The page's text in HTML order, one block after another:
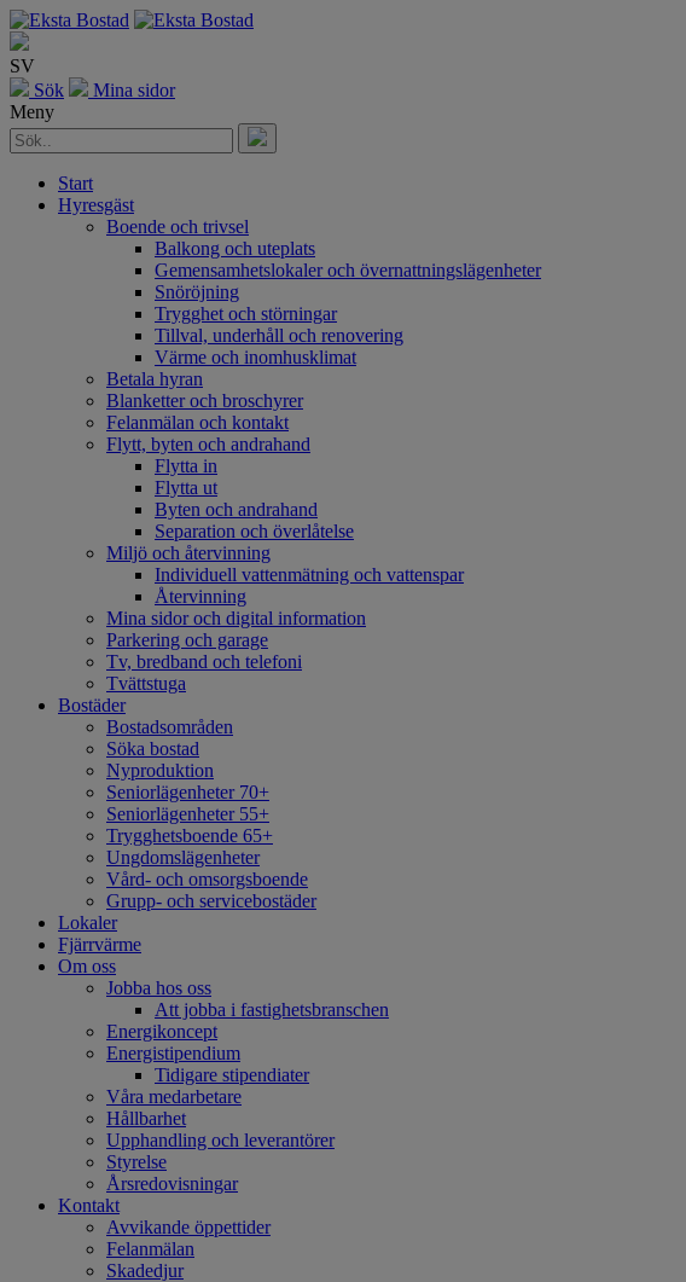
SV
Sök
Mina sidor
Meny
Start
Hyresgäst
Boende och trivsel
Balkong och uteplats
Gemensamhetslokaler och övernattningslägenheter
Snöröjning
Trygghet och störningar
Tillval, underhåll och renovering
Värme och inomhusklimat
Betala hyran
Blanketter och broschyrer
Felanmälan och kontakt
Flytt, byten och andrahand
Flytta in
Flytta ut
Byten och andrahand
Separation och överlåtelse
Miljö och återvinning
Individuell vattenmätning och vattenspar
Återvinning
Mina sidor och digital information
Parkering och garage
Tv, bredband och telefoni
Tvättstuga
Bostäder
Bostadsområden
Söka bostad
Nyproduktion
Seniorlägenheter 70+
Seniorlägenheter 55+
Trygghetsboende 65+
Ungdomslägenheter
Vård- och omsorgsboende
Grupp- och servicebostäder
Lokaler
Fjärrvärme
Om oss
Jobba hos oss
Att jobba i fastighetsbranschen
Energikoncept
Energistipendium
Tidigare stipendiater
Våra medarbetare
Hållbarhet
Upphandling och leverantörer
Styrelse
Årsredovisningar
Kontakt
Avvikande öppettider
Felanmälan
Skadedjur